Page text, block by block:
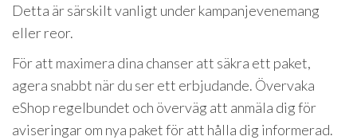
Detta är särskilt vanligt under kampanjevenemang
eller reor.
För att maximera dina chanser att säkra ett paket,
agera snabbt när du ser ett erbjudande. Övervaka
eShop regelbundet och överväg att anmäla dig för
aviseringar om nya paket för att hålla dig informerad.